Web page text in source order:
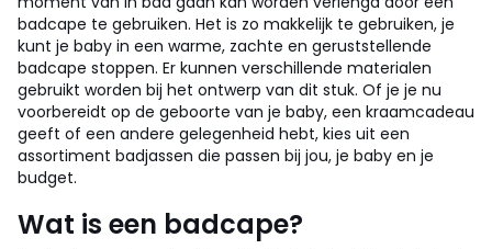
badcape te gebruiken. Het is zo makkelijk te gebruiken, je
kunt je baby in een warme, zachte en geruststellende
badcape stoppen. Er kunnen verschillende materialen
gebruikt worden bij het ontwerp van dit stuk. Of je je nu
voorbereidt op de geboorte van je baby, een kraamcadeau
geeft of een andere gelegenheid hebt, kies uit een
assortiment badjassen die passen bij jou, je baby en je
budget.
Wat is een badcape?